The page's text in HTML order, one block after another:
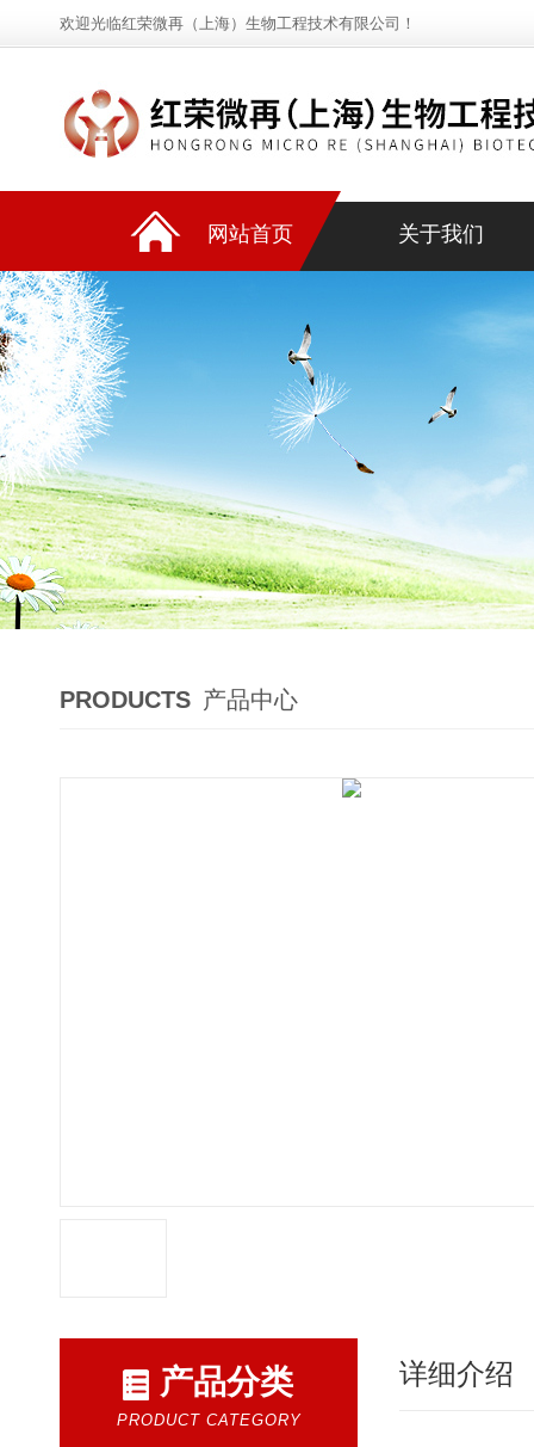
欢迎光临红荣微再（上海）生物工程技术有限公司！
网站首页 关于我们
PRODUCTS 产品中心
产品分类
PRODUCT CATEGORY
详细介绍